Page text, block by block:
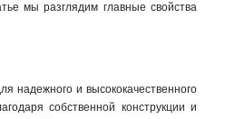
мы разглядим главные свойства
надежного и высококачественного
собственной конструкции и